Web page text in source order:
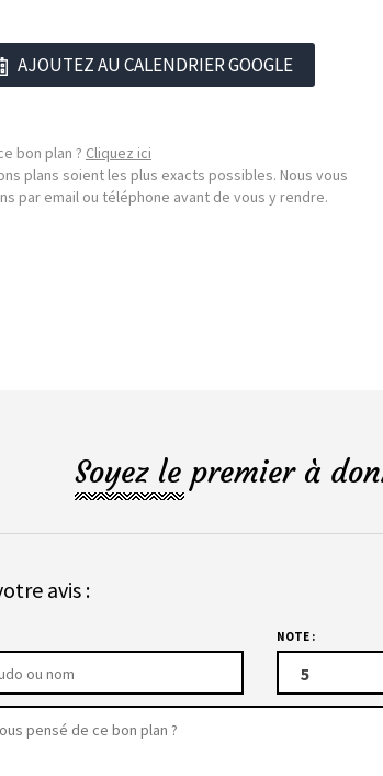
AJOUTEZ AU CALENDRIER GOOGLE
bon plan ? Cliquez ici
plans soient les plus exacts possibles. Nous vous
par email ou téléphone avant de vous y rendre.
Soyez le premier à
avis :
NOTE :
5